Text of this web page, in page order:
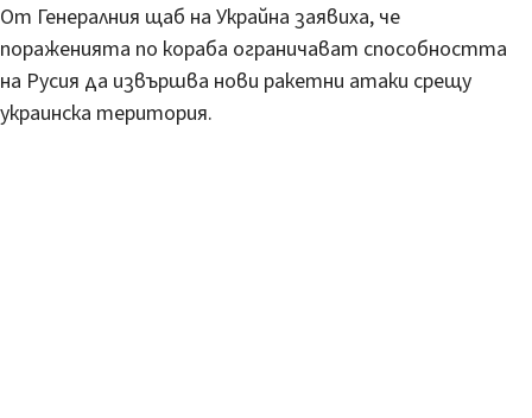
От Генералния щаб на Украйна заявиха, че
пораженията по кораба ограничават способността
на Русия да извършва нови ракетни атаки срещу
украинска територия.